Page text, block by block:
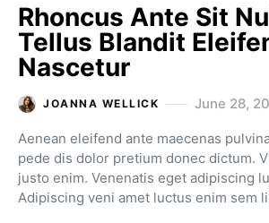
Rhoncus Ante Sit
Tellus Blandit
Nascetur
JOANNA WELLICK June 28,
Aenean eleifend ante maecenas
pede dis dolor pretium donec dictum.
justo enim. Venenatis eget adipiscing
Adipiscing veni amet luctus enim sem